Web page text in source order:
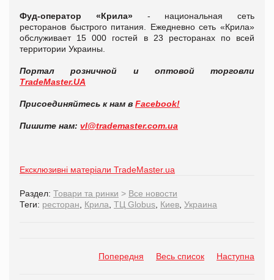
Фуд-оператор «Крила»- национальная сеть
ресторанов быстрого питания. Ежедневно сеть «Крила»
обслуживает 15 000 гостей в 23 ресторанах по всей
территории Украины.
Портал розничной и оптовой торговли
TradeMaster.UA
Присоединяйтесь к нам в Facebook!
Пишите нам: vl@trademaster.com.ua
Ексклюзивні матеріали TradeMaster.ua
Раздел: Товари та ринки > Все новости
Теги: ресторан Крила ТЦ Globus Киев Украина
Попередня Весь список Наступна